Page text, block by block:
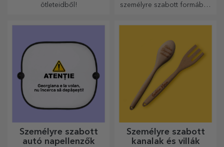
ötleteidből!
személyre szabott formában
Személyre szabott
autó napellenzők
Személyre szabott
kanalak és villák